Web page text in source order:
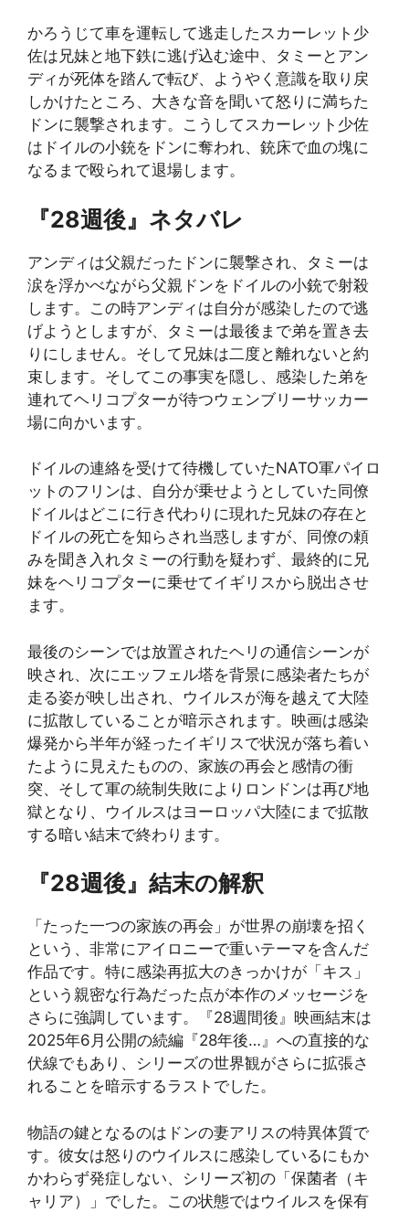
かろうじて車を運転して逃走したスカーレット少
佐は兄妹と地下鉄に逃げ込む途中、タミーとアン
ディが死体を踏んで転び、ようやく意識を取り戻
しかけたところ、大きな音を聞いて怒りに満ちた
ドンに襲撃されます。こうしてスカーレット少佐
はドイルの小銃をドンに奪われ、銃床で血の塊に
なるまで殴られて退場します。
『28週後』ネタバレ
アンディは父親だったドンに襲撃され、タミーは
涙を浮かべながら父親ドンをドイルの小銃で射殺
します。この時アンディは自分が感染したので逃
げようとしますが、タミーは最後まで弟を置き去
りにしません。そして兄妹は二度と離れないと約
束します。そしてこの事実を隠し、感染した弟を
連れてヘリコプターが待つウェンブリーサッカー
場に向かいます。
ドイルの連絡を受けて待機していたNATO軍パイロ
ットのフリンは、自分が乗せようとしていた同僚
ドイルはどこに行き代わりに現れた兄妹の存在と
ドイルの死亡を知らされ当惑しますが、同僚の頼
みを聞き入れタミーの行動を疑わず、最終的に兄
妹をヘリコプターに乗せてイギリスから脱出させ
ます。
最後のシーンでは放置されたヘリの通信シーンが
映され、次にエッフェル塔を背景に感染者たちが
走る姿が映し出され、ウイルスが海を越えて大陸
に拡散していることが暗示されます。映画は感染
爆発から半年が経ったイギリスで状況が落ち着い
たように見えたものの、家族の再会と感情の衝
突、そして軍の統制失敗によりロンドンは再び地
獄となり、ウイルスはヨーロッパ大陸にまで拡散
する暗い結末で終わります。
『28週後』結末の解釈
「たった一つの家族の再会」が世界の崩壊を招く
という、非常にアイロニーで重いテーマを含んだ
作品です。特に感染再拡大のきっかけが「キス」
という親密な行為だった点が本作のメッセージを
さらに強調しています。『28週間後』映画結末は
2025年6月公開の続編『28年後…』への直接的な
伏線でもあり、シリーズの世界観がさらに拡張さ
れることを暗示するラストでした。
物語の鍵となるのはドンの妻アリスの特異体質で
す。彼女は怒りのウイルスに感染しているにもか
かわらず発症しない、シリーズ初の「保菌者（キ
ャリア）」でした。この状態ではウイルスを保有